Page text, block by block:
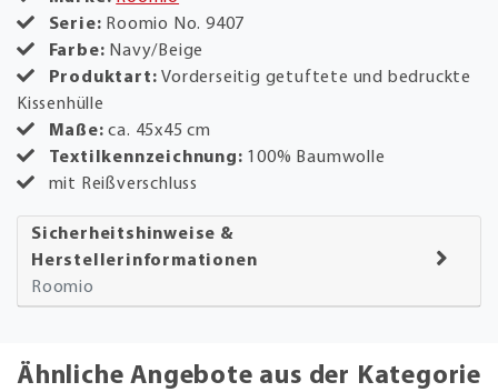
Serie: Roomio No. 9407
Farbe: Navy/Beige
Produktart:Vorderseitig getuftete und bedruckte
Kissenhülle
Maße:ca. 45x45 cm
Textilkennzeichnung: 100% Baumwolle
mit Reißverschluss
Sicherheitshinweise &
Herstellerinformationen
Roomio
Ähnliche Angebote aus der Kategorie